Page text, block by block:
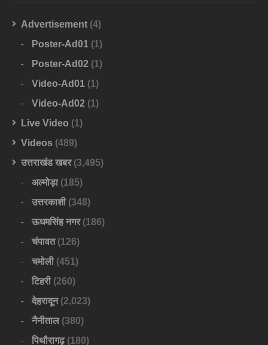
Advertisement (4)
Poster-Ad01 (1)
Poster-Ad02 (1)
Video-Ad01 (1)
Video-Ad02 (1)
Live Video (1)
Videos (489)
उत्तराखंड खबर(3,495)
अल्मोड़ा(185)
उत्तरकाशी(348)
ऊधमसिंह नगर(186)
चंपावत(126)
चमोली(451)
टिहरी(260)
देहरादून(2,023)
नैनीताल(380)
पिथौरागढ़(180)